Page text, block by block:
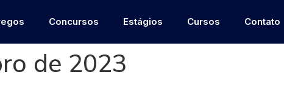
Concursos Estágios Cursos Contato
de 2023